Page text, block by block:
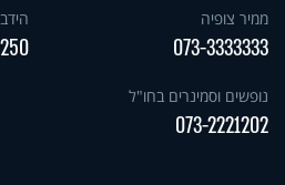
ממיר צופיה
073-3333333
נופשים וסמינרים בחו"ל
073-2221202